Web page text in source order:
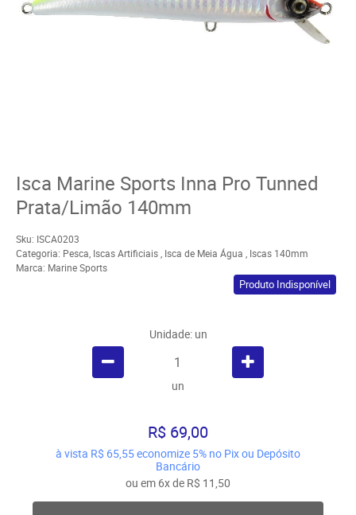
Isca Marine Sports Inna Pro Tunned
Prata/Limão 140mm
Sku: ISCA0203
Categoria: Pesca, Iscas Artificiais, Isca de Meia Água , Iscas 140mm
Marca: Marine Sports
Produto Indisponível
Unidade: un
un
R$ 69,00
à vista R$ 65,55economize 5% no Pix ou Depósito
Bancário
ou em 6xde R$ 11,50